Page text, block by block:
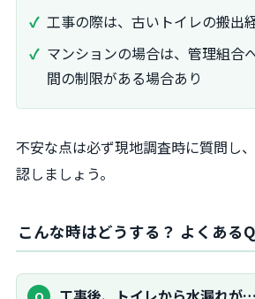
工事の際は、古いトイレの搬出
マンションの場合は、管理組合
間の制限がある場合あり
不安な点は必ず現地調査時に質問し
認しましょう。
こんな時はどうする？ よくある